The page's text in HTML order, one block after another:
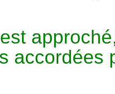
accordées